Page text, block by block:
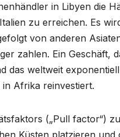
in Libyen die
zu erreichen. Es
von anderen
zahlen. Ein Geschäft,
das weltweit
Afrika reinvestiert.
(„Pull factor“)